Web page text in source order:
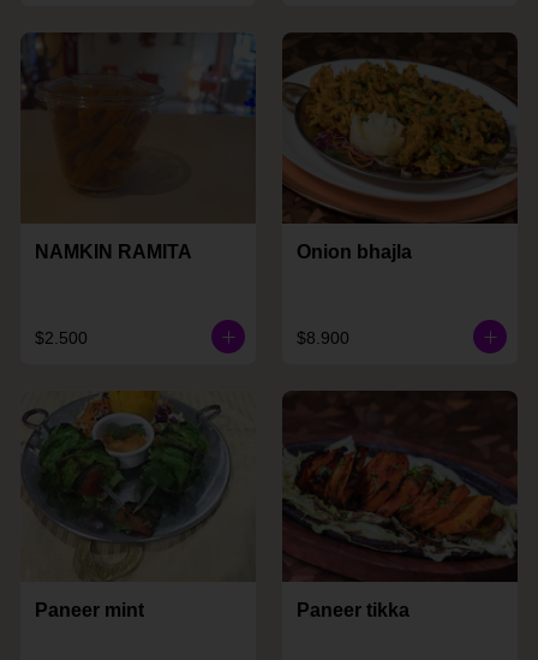
NAMKIN RAMITA
$2.500
Onion bhajla
$8.900
Paneer mint Paneer tikka